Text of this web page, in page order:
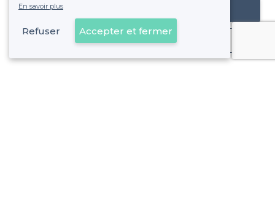
Référencer mon établissement
Déjà client
En savoir plus
Refuser Accepter et fermer